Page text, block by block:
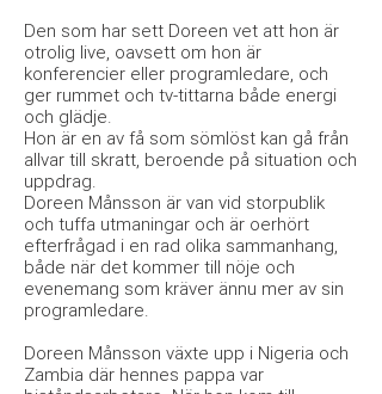
Den som har sett Doreen vet att hon är
otrolig live, oavsett om hon är
konferencier eller programledare, och
ger rummet och tv-tittarna både energi
och glädje.
Hon är en av få som sömlöst kan gå från
allvar till skratt, beroende på situation och
uppdrag.
Doreen Månsson är van vid storpublik
och tuffa utmaningar och är oerhört
efterfrågad i en rad olika sammanhang,
både när det kommer till nöje och
evenemang som kräver ännu mer av sin
programledare.
Doreen Månsson växte upp i Nigeria och
Zambia där hennes pappa var